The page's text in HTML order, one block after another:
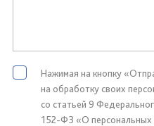
Нажимая на кнопку
на обработку своих
со статьей 9
152-ФЗ «О персональных